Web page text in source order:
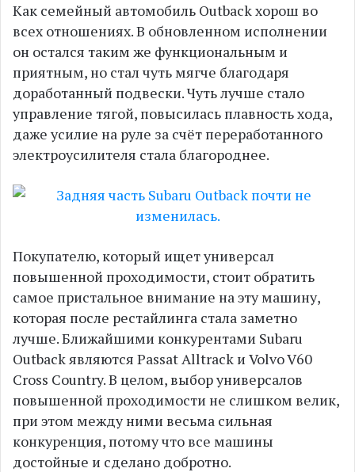
Как семейный автомобиль Outback хорош во
всех отношениях. В обновленном исполнении
он остался таким же функциональным и
приятным, но стал чуть мягче благодаря
доработанный подвески. Чуть лучше стало
управление тягой, повысилась плавность хода,
даже усилие на руле за счёт переработанного
электроусилителя стала благороднее.
Покупателю, который ищет универсал
повышенной проходимости, стоит обратить
самое пристальное внимание на эту машину,
которая после рестайлинга стала заметно
лучше. Ближайшими конкурентами Subaru
Outback являются Passat Alltrack и Volvo V60
Cross Country. В целом, выбор универсалов
повышенной проходимости не слишком велик,
при этом между ними весьма сильная
конкуренция, потому что все машины
достойные и сделано добротно.